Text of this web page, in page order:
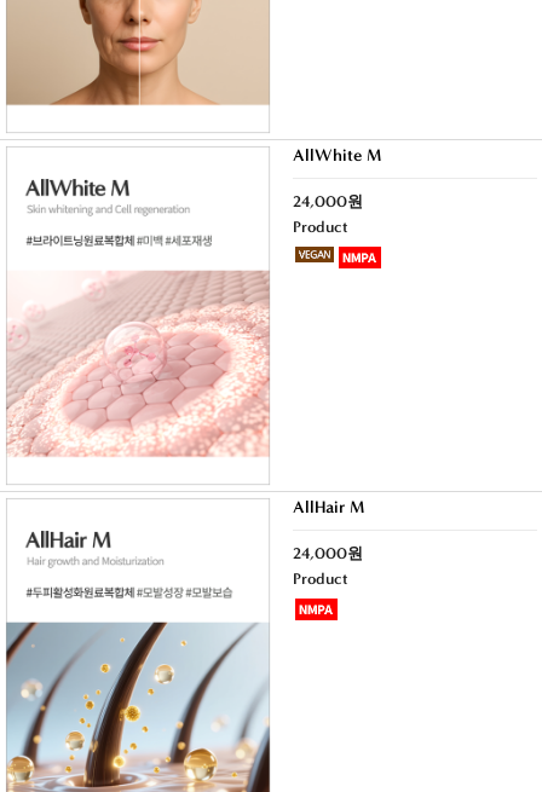
AllWhite M
24,000원
Product
AllHair M
24,000원
Product